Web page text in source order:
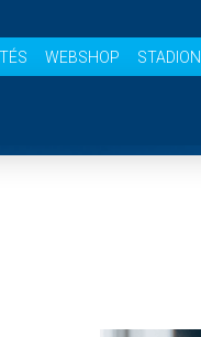
WEBSHOP STADION